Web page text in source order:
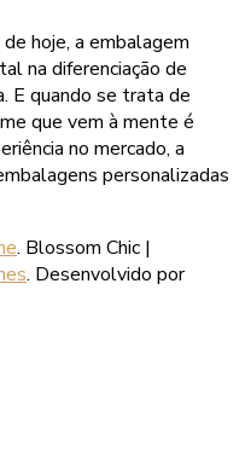
hoje, a embalagem
na diferenciação de
E quando se trata de
que vem à mente é
no mercado, a
personalizadas
. Blossom Chic |
. Desenvolvido por